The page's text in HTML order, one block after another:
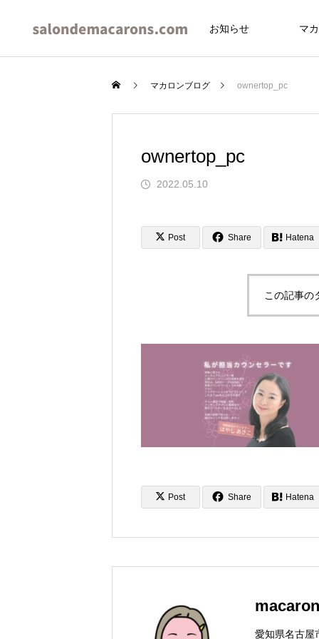
お知らせ マ
マカロンブログ ownertop_pc
ownertop_pc
2022.05.10
Post Share Hatena
この記事の
Post Share Hatena
愛知県名古屋